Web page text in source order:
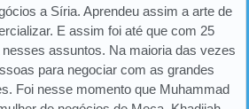
a Síria. Aprendeu assim a arte de
E assim foi até que com 25
assuntos. Na maioria das vezes
para negociar com as grandes
Foi nesse momento que Muhammad